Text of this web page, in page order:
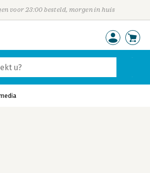
voor 23:00 besteld, morgen in huis